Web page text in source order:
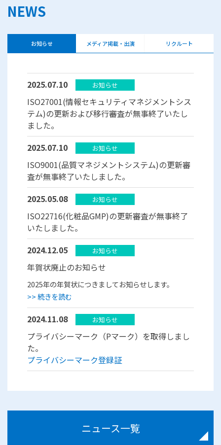
NEWS
お知らせ メディア掲載・出演 リクルート
2025.07.10 お知らせ
ISO27001(情報セキュリティマネジメントシス
テム)の更新および移行審査が無事終了いたし
ました。
2025.07.10
お知らせ
ISO9001(品質マネジメントシステム)の更新審
査が無事終了いたしました。
2025.05.08
お知らせ
ISO22716(化粧品GMP)の更新審査が無事終了
いたしました。
2024.12.05
お知らせ
年賀状廃止のお知らせ
2025年の年賀状につきましてお知らせします。
>> 続きを読む
2024.11.08 お知らせ
プライバシーマーク（Pマーク）を取得しまし
た。
プライバシーマーク登録証
ニュース一覧